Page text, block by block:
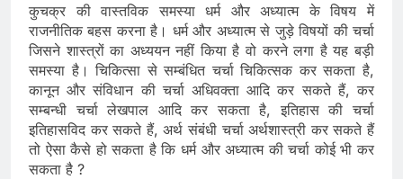
कुचक्र की वास्तविक समस्या धर्म और अध्यात्म के विषय में
राजनीतिक बहस करना है। धर्म और अध्यात्म से जुड़े विषयों की चर्चा
जिसने शास्त्रों का अध्ययन नहीं किया है वो करने लगा है यह बड़ी
समस्या है। चिकित्सा से सम्बंधित चर्चा चिकित्सक कर सकता है,
कानून और संविधान की चर्चा अधिवक्ता आदि कर सकते हैं, कर
सम्बन्धी चर्चा लेखपाल आदि कर सकता है, इतिहास की चर्चा
इतिहासविद कर सकते हैं, अर्थ संबंधी चर्चा अर्थशास्त्री कर सकते हैं
तो ऐसा कैसे हो सकता है कि धर्म और अध्यात्म की चर्चा कोई भी कर
सकता है ?